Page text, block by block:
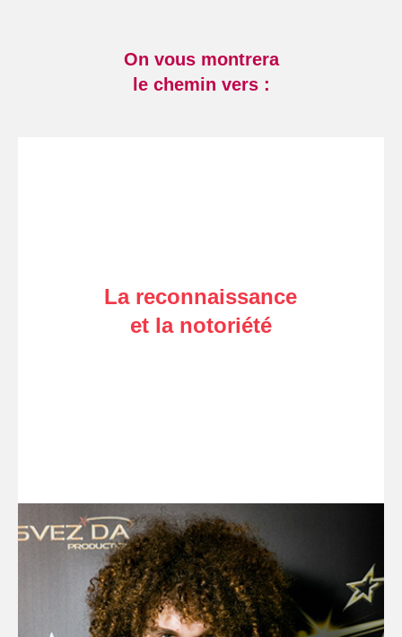
On vous montrera
le chemin vers :
La reconnaissance
et la notoriété